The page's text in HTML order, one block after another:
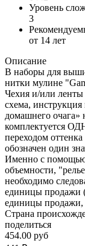
Уровень
3
от 14 лет
Описание
В наборы для
нитки мулине
Чехия и/или
схема,
домашнего
комплектуется
переходом
обозначен один
Именно с помощью
объемности,
необходимо
единицы продажи
единицы
Страна
поделиться
454.00 руб